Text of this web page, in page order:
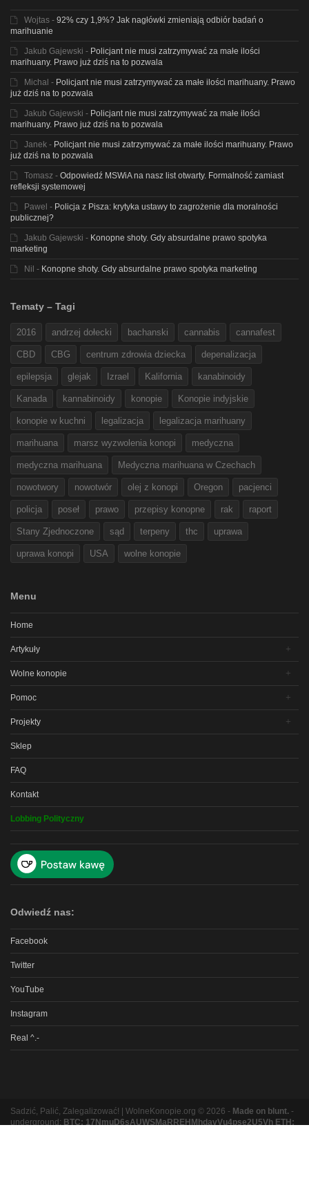
Wojtas - 92% czy 1,9%? Jak nagłówki zmieniają odbiór badań o
marihuanie
Jakub Gajewski - Policjant nie musi zatrzymywać za małe ilości
marihuany. Prawo już dziś na to pozwala
Michal - Policjant nie musi zatrzymywać za małe ilości marihuany. Prawo
już dziś na to pozwala
Jakub Gajewski - Policjant nie musi zatrzymywać za małe ilości
marihuany. Prawo już dziś na to pozwala
Janek - Policjant nie musi zatrzymywać za małe ilości marihuany. Prawo
już dziś na to pozwala
Tomasz - Odpowiedź MSWiA na nasz list otwarty. Formalność zamiast
refleksji systemowej
Pawel - Policja z Pisza: krytyka ustawy to zagrożenie dla moralności
publicznej?
Jakub Gajewski - Konopne shoty. Gdy absurdalne prawo spotyka
marketing
Nil - Konopne shoty. Gdy absurdalne prawo spotyka marketing
Tematy – Tagi
2016 andrzej dołecki bachanski cannabis cannafest
CBD CBG centrum zdrowia dziecka depenalizacja
epilepsja glejak Izrael Kalifornia kanabinoidy
Kanada kannabinoidy konopie Konopie indyjskie
konopie w kuchni legalizacja legalizacja marihuany
marihuana marsz wyzwolenia konopi medyczna
medyczna marihuana Medyczna marihuana w Czechach
nowotwory nowotwór olej z konopi Oregon pacjenci
policja poseł prawo przepisy konopne rak raport
Stany Zjednoczone sąd terpeny thc uprawa
uprawa konopi USA wolne konopie
Menu
Home
Artykuły
Wolne konopie
Pomoc
Projekty
Sklep
FAQ
Kontakt
Lobbing Polityczny
Odwiedź nas:
Facebook
Twitter
YouTube
Instagram
Real ^.-
Sadzić, Palić, Zalegalizować! | WolneKonopie.org © 2026 - Made on blunt. -
underground: BTC: 17NmuD6sAUWSMaRREHMhdavVu4pse2U5Vh ETH: